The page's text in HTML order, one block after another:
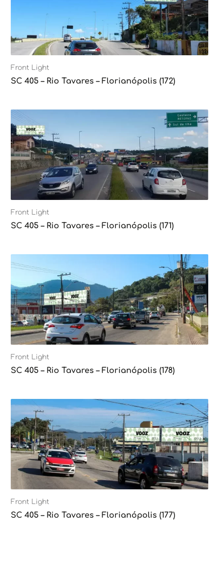
Front Light
SC 405 – Rio Tavares – Florianópolis (172)
Front Light
SC 405 – Rio Tavares – Florianópolis (171)
Front Light
SC 405 – Rio Tavares – Florianópolis (178)
Front Light
SC 405 – Rio Tavares – Florianópolis (177)